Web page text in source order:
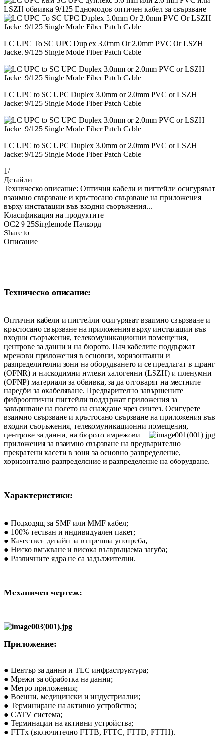
LC UPC To SC UPC Duplex 3.0mm Or 2.0mm PVC Or LSZH
Jacket 9/125 Single Mode Fiber Patch Cable
LC UPC to SC UPC Duplex 3.0mm or 2.0mm PVC or LSZH
Jacket 9/125 Single Mode Fiber Patch Cable
LC UPC to SC UPC Duplex 3.0mm or 2.0mm PVC or LSZH
Jacket 9/125 Single Mode Fiber Patch Cable
1/
Детайли
Техническо описание: Оптични кабели и пигтейли осигуряват
взаимно свързване и кръстосано свързване на приложения
върху инсталации във входни съоръжения...
Класификация на продуктите
ОС2 9 25Singlemode Пачкорд
Share to
Описание
Техническо описание:
Оптични кабели и пигтейли осигуряват взаимно свързване и
кръстосано свързване на приложения върху инсталации във
входни съоръжения, телекомуникационни помещения,
центрове за данни и на бюрото. Пач кабелите поддържат
мрежови приложения в основни, хоризонтални и
разпределителни зони на оборудването и се предлагат в щранг
(OFNR) и нискодимни нулеви халогенни (LSZH) и пленумни
(OFNP) материали за обвивка, за да отговарят на местните
наредби за окабеляване. Предварително завършените
фиброоптични пигтейли поддържат приложения за
завършване на полето на снаждане чрез синтез. Осигурете
взаимно свързване и кръстосано свързване на приложения във
входни съоръжения, телекомуникационни помещения,
центрове за данни, на бюрото имрежови
приложения за взаимно свързване на предварително
прекратени касети в зони за основно разпределение,
хоризонтално разпределение и разпределение на оборудване.
Характеристики:
● Подходящ за SMF или MMF кабел;
● 100% тестван и индивидуален пакет;
● Качествен дизайн за вътрешна употреба;
● Ниско вмъкване и висока възвръщаема загуба;
● Различните ядра не са задължителни.
Механичен чертеж:
Приложение:
● Център за данни и TLC инфраструктура;
● Мрежи за обработка на данни;
● Метро приложения;
● Военни, медицински и индустриални;
● Терминиране на активно устройство;
● CATV система;
● Терминации на активни устройства;
● FTTx (включително FTTB, FTTC, FTTD, FTTH).